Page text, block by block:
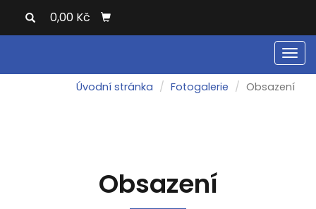
0,00 Kč
Úvodní stránka Fotogalerie Obsazení
Obsazení